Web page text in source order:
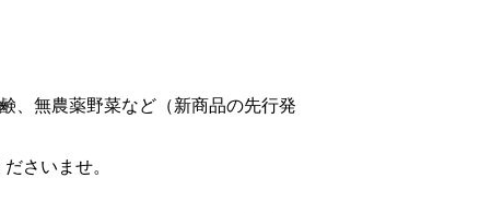
、無農薬野菜など（新商品の先行発
さいませ。